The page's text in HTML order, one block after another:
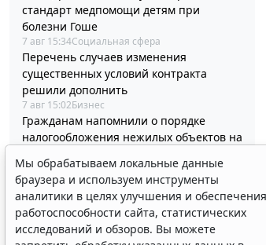
стандарт медпомощи детям при
болезни Гоше
7 авг 15:34Социальная сфера
Перечень случаев изменения
существенных условий контракта
решили дополнить
7 авг 15:02Бизнес
Гражданам напомнили о порядке
налогообложения нежилых объектов на
7 авг 14:45Налоги и бухучет
Минцифры России не собирается
вводить ограничения на доступ детей в
соцсети
7 авг 14:20Общество
Мы обрабатываем локальные данные
браузера и используем инструменты
аналитики в целях улучшения и обеспечения
работоспособности сайта, статистических
исследований и обзоров. Вы можете